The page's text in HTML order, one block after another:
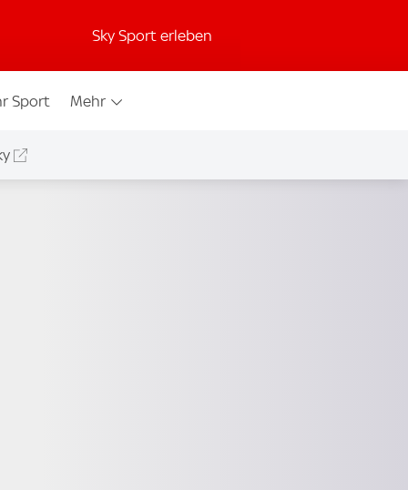
Sky Sport erleben
Sport Mehr